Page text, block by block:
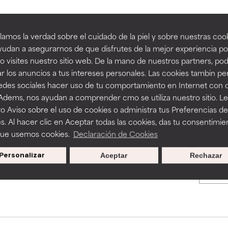
la verdad sobre el cuidado de la piel y sobre nuestras
a asegurarnos de que disfrutes de la mejor experiencia
visites nuestro sitio web. De la mano de nuestros partners,
los anuncios a tus intereses personales. Las cookies tambin
sociales hacer uso de tu comportamiento en Internet con
nos ayudan a comprender cmo se utiliza nuestro sitio.
Aviso sobre el uso de cookies o administra tus Preferencias de
Al hacer clic en Aceptar todas las cookies, das tu
usemos cookies. Declaración de Cookies
Personalizar Rechazar
Aceptar
BACK TO SEARCH
to assess ingredients in this dictionary. Regulations
tan beneficiosos como los de la categoría excelente, suelen ser
la estabilidad o la absorción de una fórmula.
ciertas limitaciones en cuanto a su apariencia, estabilidad o
básicos o que no cuentan con suficiente respaldo científico.
algunos beneficios se recomienda evitarlo por su
provocar efectos adversos como irritación, inflamación o
tan beneficiosos como los de la categoría excelente, suelen ser
la estabilidad o la absorción de una fórmula.
ciertas limitaciones en cuanto a su apariencia, estabilidad o
básicos o que no cuentan con suficiente respaldo científico.
algunos beneficios se recomienda evitarlo por su
provocar efectos adversos como irritación, inflamación o
Promociones exclusivas al